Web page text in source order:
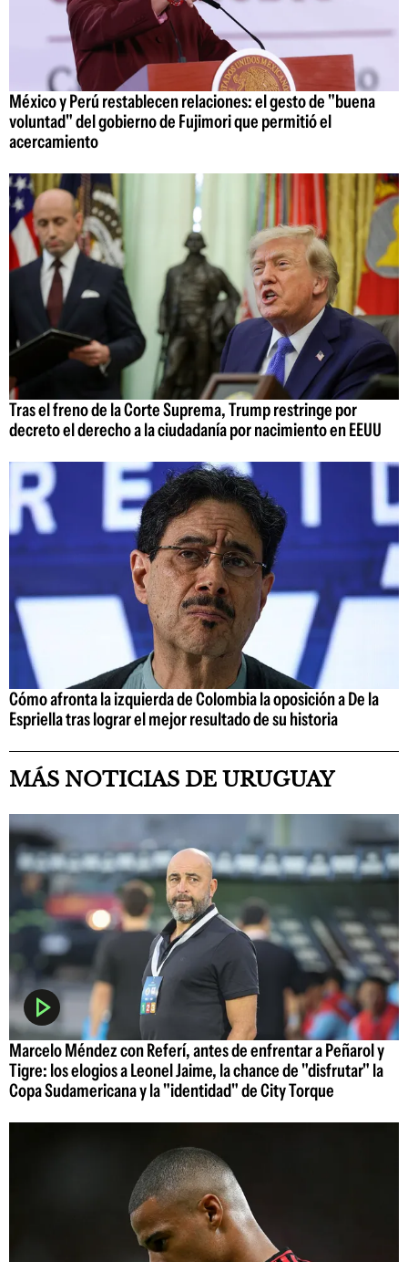
México y Perú restablecen relaciones: el gesto de "buena
voluntad" del gobierno de Fujimori que permitió el
acercamiento
Tras el freno de la Corte Suprema, Trump restringe por
decreto el derecho a la ciudadanía por nacimiento en EEUU
Cómo afronta la izquierda de Colombia la oposición a De la
Espriella tras lograr el mejor resultado de su historia
MÁS NOTICIAS DE URUGUAY
Marcelo Méndez con Referí, antes de enfrentar a Peñarol y
Tigre: los elogios a Leonel Jaime, la chance de "disfrutar" la
Copa Sudamericana y la "identidad" de City Torque